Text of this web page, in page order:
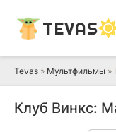
TEVAS
Tevas » Мультфильмы »
Клуб Винкс: